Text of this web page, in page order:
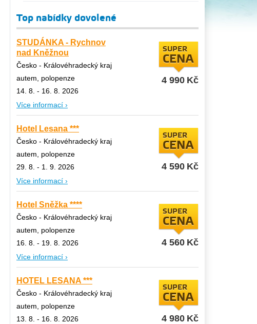
Top nabídky dovolené
STUDÁNKA - Rychnov
nad Kněžnou
Česko - Královéhradecký kraj
autem, polopenze
14. 8. - 16. 8. 2026
Více informací ›
SUPER
CENA
4 990 Kč
Hotel Lesana ***
Česko - Královéhradecký kraj
autem, polopenze
29. 8. - 1. 9. 2026
Více informací ›
SUPER
CENA
4 590 Kč
Hotel Sněžka ****
Česko - Královéhradecký kraj
autem, polopenze
16. 8. - 19. 8. 2026
Více informací ›
SUPER
CENA
4 560 Kč
HOTEL LESANA ***
Česko - Královéhradecký kraj
autem, polopenze
13. 8. - 16. 8. 2026
SUPER
CENA
4 980 Kč